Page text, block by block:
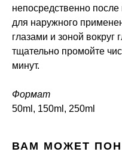
непосредственно
для наружного
глазами и зоной вокруг
тщательно промойте
минут.
Формат
50ml, 150ml, 250ml
ВАМ МОЖЕТ